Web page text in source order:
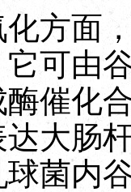
面，
可由
酶催化
大肠
球菌内